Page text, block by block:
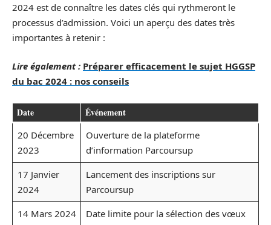
2024 est de connaître les dates clés qui rythmeront le
processus d’admission. Voici un aperçu des dates très
importantes à retenir :
Lire également : Préparer efficacement le sujet HGGSP
du bac 2024 : nos conseils
Date Événement
20 Décembre
2023
Ouverture de la plateforme
d’information Parcoursup
17 Janvier
2024
Lancement des inscriptions sur
Parcoursup
14 Mars 2024
Date limite pour la sélection des vœux